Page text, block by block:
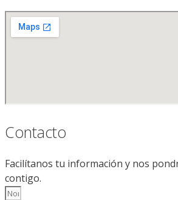
Contacto
Facilítanos tu información y nos
contigo.